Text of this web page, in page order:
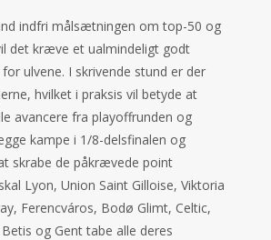
indfri målsætningen om top-50 og
det kræve et ualmindeligt godt
ulvene. I skrivende stund er der
hvilket i praksis vil betyde at
avancere fra playoffrunden og
kampe i 1/8-delsfinalen og
skrabe de påkrævede point
Lyon, Union Saint Gilloise, Viktoria
Ferencváros, Bodø Glimt, Celtic,
og Gent tabe alle deres